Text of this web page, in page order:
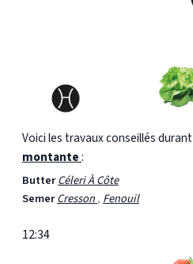
Voici les travaux conseillés
montante:
ButterCéleri À Côte
SemerCresson,Fenouil
12:34